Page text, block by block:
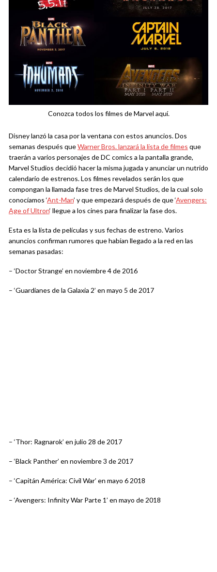
Conozca todos los filmes de Marvel aquí.
Disney lanzó la casa por la ventana con estos anuncios. Dos
semanas después queWarner Bros. lanzará la lista de filmes que
traerán a varios personajes de DC comics a la pantalla grande,
Marvel Studios decidió hacer la misma jugada y anunciar un nutrido
calendario de estrenos. Los filmes revelados serán los que
compongan la llamada fase tres de Marvel Studios, de la cual solo
conocíamos ‘Ant-Man’ y que empezará después de que ‘Avengers:
Age of Ultron‘ llegue a los cines para finalizar la fase dos.
Esta es la lista de películas y sus fechas de estreno. Varios
anuncios confirman rumores que habían llegado a la red en las
semanas pasadas:
– ‘Doctor Strange’ en noviembre 4 de 2016
– ‘Guardianes de la Galaxia 2’ en mayo 5 de 2017
– ‘Thor: Ragnarok’ en julio 28 de 2017
– ‘Black Panther’ en noviembre 3 de 2017
– ‘Capitán América: Civil War’ en mayo 6 2018
– ‘Avengers: Infinity War Parte 1’ en mayo de 2018